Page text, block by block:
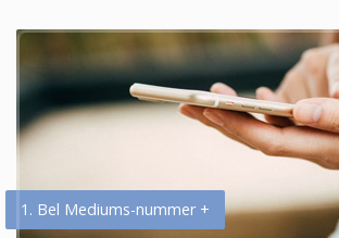
1. Bel Mediums-nummer +